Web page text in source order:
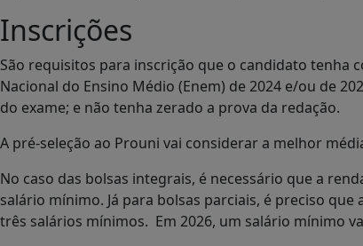
Inscrições
São requisitos para inscrição que o candidato tenha
Nacional do Ensino Médio (Enem) de 2024 e/ou de
do exame; e não tenha zerado a prova da redação.
A pré-seleção ao Prouni vai considerar a melhor
No caso das bolsas integrais, é necessário que a
salário mínimo. Já para bolsas parciais, é preciso
três salários mínimos. Em 2026, um salário mínimo